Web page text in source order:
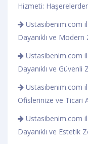
Hizmeti:
Ustasibenim.com
Dayanıklı ve
Ustasibenim.com
Dayanıklı ve Güvenli
Ustasibenim.com
Ofislerinize ve Ticari
Ustasibenim.com
Dayanıklı ve Estetik